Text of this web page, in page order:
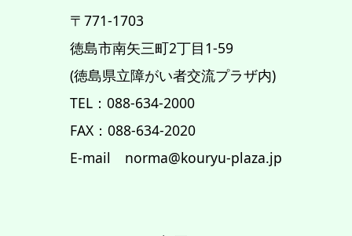
〒771-1703
徳島市南矢三町2丁目1-59
(徳島県立障がい者交流プラザ内)
TEL：088-634-2000
FAX：088-634-2020
E-mail norma@kouryu-plaza.jp